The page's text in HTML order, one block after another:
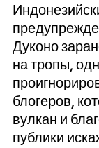
Дуконо
на тропы,
блогеров,
вулкан и
публики